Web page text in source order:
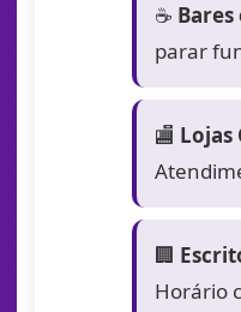
☕ Bares
parar
🏬 Lojas
🏢
Horário